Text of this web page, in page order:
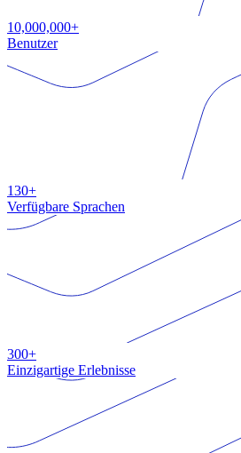
10,000,000+
Benutzer
130+
Verfügbare Sprachen
300+
Einzigartige Erlebnisse